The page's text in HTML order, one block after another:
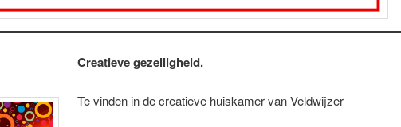
Creatieve gezelligheid.
Te vinden in de creatieve huiskamer van Veldwijzer